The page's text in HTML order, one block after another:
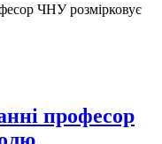
ЧНУ розмірковує
професор